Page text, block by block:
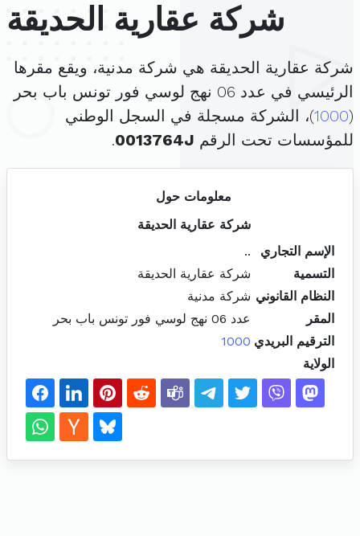
شركة عقارية الحديقة
شركة عقارية الحديقة هي شركة مدنية، ويقع مقرها
الرئيسي في عدد 06 نهج لوسي فور تونس باب بحر
(
1000)، الشركة مسجلة في السجل الوطني
للمؤسسات تحت الرقم 0013764J
.
معلومات حول
شركة عقارية الحديقة
الإسم التجاري
..
التسمية
شركة عقارية الحديقة
النظام القانوني شركة مدنية
المقر
عدد 06 نهج لوسي فور تونس باب بحر
الترقيم البريدي 1000
الولاية